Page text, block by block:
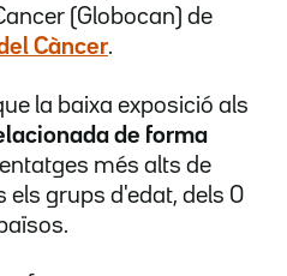
(Globocan) de
Càncer.
la baixa exposició als
de forma
més alts de
els grups d'edat, dels 0